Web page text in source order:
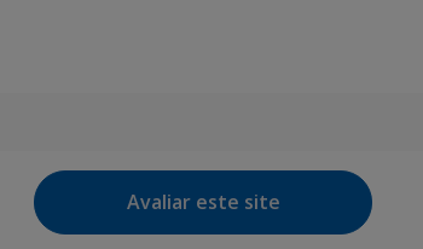
Avaliar este site